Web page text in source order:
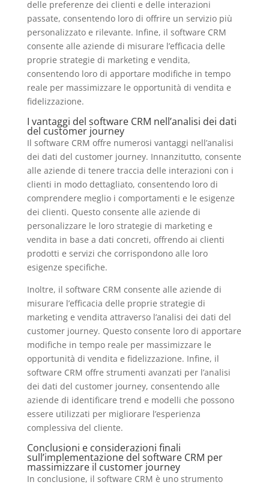
delle preferenze dei clienti e delle interazioni
passate, consentendo loro di offrire un servizio più
personalizzato e rilevante. Infine, il software CRM
consente alle aziende di misurare l’efficacia delle
proprie strategie di marketing e vendita,
consentendo loro di apportare modifiche in tempo
reale per massimizzare le opportunità di vendita e
fidelizzazione.
I vantaggi del software CRM nell’analisi dei dati
del customer journey
Il software CRM offre numerosi vantaggi nell’analisi
dei dati del customer journey. Innanzitutto, consente
alle aziende di tenere traccia delle interazioni con i
clienti in modo dettagliato, consentendo loro di
comprendere meglio i comportamenti e le esigenze
dei clienti. Questo consente alle aziende di
personalizzare le loro strategie di marketing e
vendita in base a dati concreti, offrendo ai clienti
prodotti e servizi che corrispondono alle loro
esigenze specifiche.
Inoltre, il software CRM consente alle aziende di
misurare l’efficacia delle proprie strategie di
marketing e vendita attraverso l’analisi dei dati del
customer journey. Questo consente loro di apportare
modifiche in tempo reale per massimizzare le
opportunità di vendita e fidelizzazione. Infine, il
software CRM offre strumenti avanzati per l’analisi
dei dati del customer journey, consentendo alle
aziende di identificare trend e modelli che possono
essere utilizzati per migliorare l’esperienza
complessiva del cliente.
Conclusioni e considerazioni finali
sull’implementazione del software CRM per
massimizzare il customer journey
In conclusione, il software CRM è uno strumento